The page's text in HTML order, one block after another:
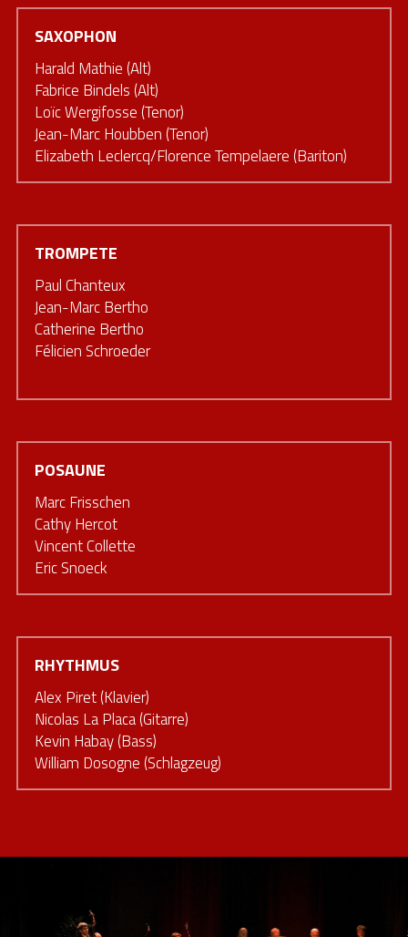
SAXOPHON
Harald Mathie (Alt)
Fabrice Bindels (Alt)
Loïc Wergifosse (Tenor)
Jean-Marc Houbben (Tenor)
Elizabeth Leclercq/Florence Tempelaere (Bariton)
TROMPETE
Paul Chanteux
Jean-Marc Bertho
Catherine Bertho
Félicien Schroeder
POSAUNE
Marc Frisschen
Cathy Hercot
Vincent Collette
Eric Snoeck
RHYTHMUS
Alex Piret (Klavier)
Nicolas La Placa (Gitarre)
Kevin Habay (Bass)
William Dosogne (Schlagzeug)